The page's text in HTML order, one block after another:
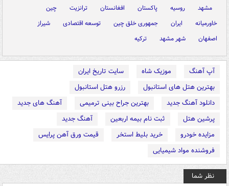
مشهد روسیه پاکستان افغانستان ترانزیت
چین
خاورمیانه
ایران جمهوری خلق چین توسعه اقتصادی
شیراز
اصفهان
شهر مشهد ترکیه
آپ آهنگ موزیک شاه
سایت تاریخ ایران
بهترین هتل های استانبول
رزرو هتل استانبول
دانلود آهنگ جدید
بهترین جراح بینی ترمیمی
آهنگ های جدید
پرشین هتل
ثبت نام بیمه اربعین
آهنگ جدید
مزایده خودرو
خرید بلیط استخر
قیمت ورق آهن پرایس
فروشنده مواد شیمیایی
نظر شما